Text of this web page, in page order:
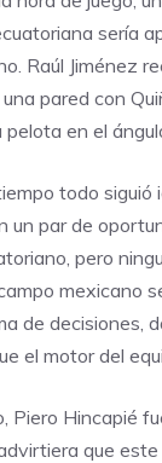
sería
Raúl Jiménez
pared con
en el
todo siguió
un par de
pero
mexicano
de decisiones,
el motor del
Piero Hincapié
que